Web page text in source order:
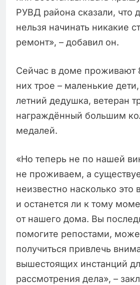
РУВД района сказали, что
нельзя начинать никакие
ремонт», – добавил он.
Сейчас в доме проживают
них трое – маленькие
летний дедушка, ветеран
награждённый большим
медалей.
«Но теперь не по нашей
не проживаем, а
неизвестно насколько это
и останется ли к тому
от нашего дома. Вы
помогите репостами,
получиться привлечь
вышестоящих инстанций
рассмотрения дела», –